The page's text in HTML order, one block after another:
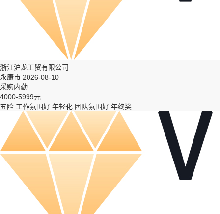
浙江沪龙工贸有限公司
永康市 2026-08-10
采购内勤
4000-5999元
五险 工作氛围好 年轻化 团队氛围好 年终奖